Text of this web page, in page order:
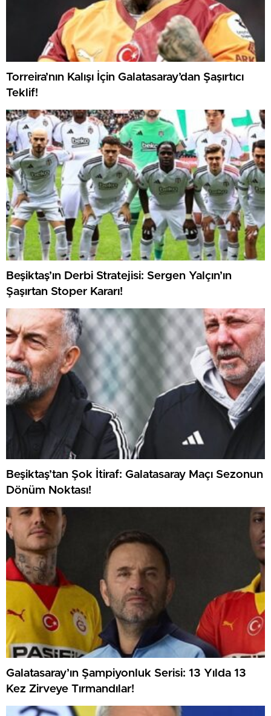
Torreira’nın Kalışı İçin Galatasaray’dan Şaşırtıcı
Teklif!
Beşiktaş’ın Derbi Stratejisi: Sergen Yalçın’ın
Şaşırtan Stoper Kararı!
Beşiktaş’tan Şok İtiraf: Galatasaray Maçı Sezonun
Dönüm Noktası!
Galatasaray’ın Şampiyonluk Serisi: 13 Yılda 13
Kez Zirveye Tırmandılar!